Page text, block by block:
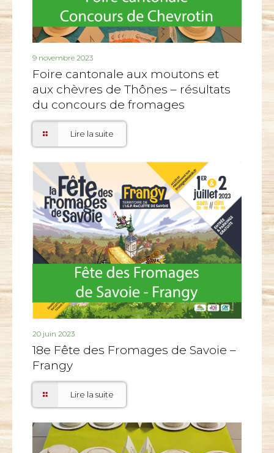
9 novembre 2023
Foire cantonale aux moutons et
aux chèvres de Thônes – résultats
du concours de fromages
Lire la suite
20 juin 2023
18e Fête des Fromages de Savoie –
Frangy
Lire la suite